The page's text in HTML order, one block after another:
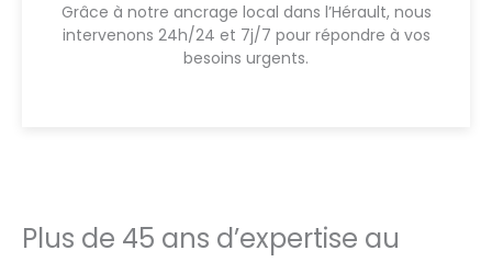
Grâce à notre ancrage local dans l’Hérault, nous
intervenons 24h/24 et 7j/7 pour répondre à vos
besoins urgents.
Plus de 45 ans d’expertise au